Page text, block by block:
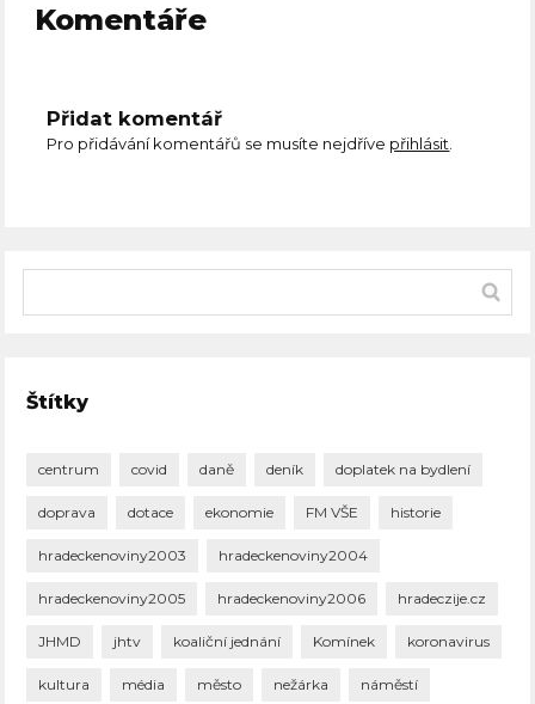
Komentáře
Přidat komentář
Pro přidávání komentářů se musíte nejdříve přihlásit
Štítky
centrum covid daně deník doplatek na bydlení
doprava dotace ekonomie FM VŠE historie
hradeckenoviny2003 hradeckenoviny2004
hradeckenoviny2005 hradeckenoviny2006 hradeczije.cz
JHMD jhtv koaliční jednání Komínek koronavirus
kultura média město nežárka náměstí